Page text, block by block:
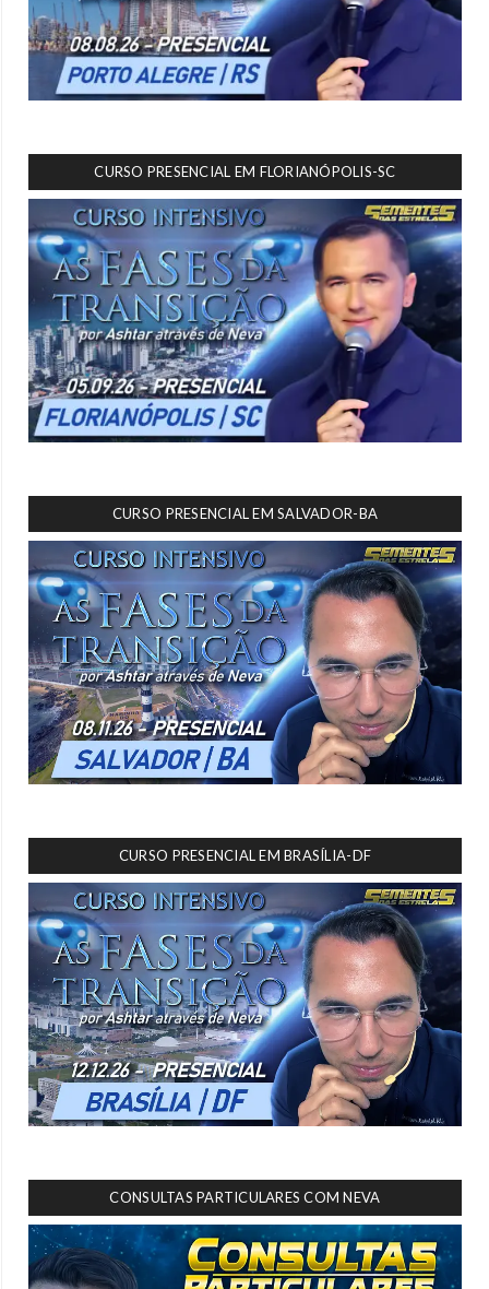
CURSO PRESENCIAL EM FLORIANÓPOLIS-SC
CURSO PRESENCIAL EM SALVADOR-BA
CURSO PRESENCIAL EM BRASÍLIA-DF
CONSULTAS PARTICULARES COM NEVA